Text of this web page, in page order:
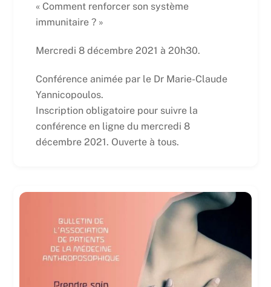
« Comment renforcer son système
immunitaire ? »
Mercredi 8 décembre 2021 à 20h30.
Conférence animée par le Dr Marie-Claude
Yannicopoulos.
Inscription obligatoire pour suivre la
conférence en ligne du mercredi 8
décembre 2021. Ouverte à tous.